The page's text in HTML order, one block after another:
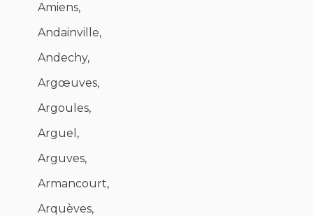
Amiens,
Andainville,
Andechy,
Argœuves,
Argoules,
Arguel,
Arguves,
Armancourt,
Arquèves,